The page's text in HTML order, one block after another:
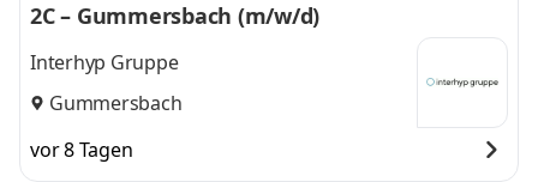
2C – Gummersbach (m/w/d)
Interhyp Gruppe
Gummersbach
vor 8 Tagen